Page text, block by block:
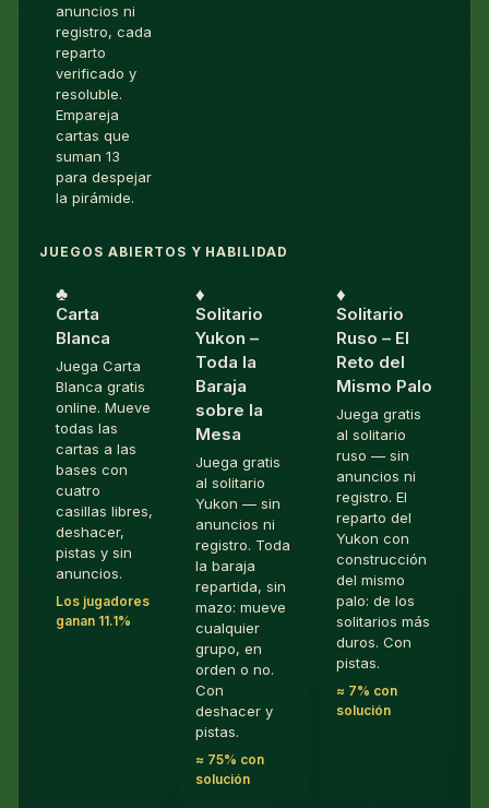
anuncios ni
registro, cada
reparto
verificado y
resoluble.
Empareja
cartas que
suman 13
para despejar
la pirámide.
JUEGOS ABIERTOS Y HABILIDAD
♣︎
Carta
Blanca
Juega Carta
Blanca gratis
online. Mueve
todas las
cartas a las
bases con
cuatro
casillas libres,
deshacer,
pistas y sin
anuncios.
Los jugadores
ganan 11.1%
♦︎
Solitario
Yukon –
Toda la
Baraja
sobre la
Mesa
Juega gratis
al solitario
Yukon — sin
anuncios ni
registro. Toda
la baraja
repartida, sin
mazo: mueve
cualquier
grupo, en
orden o no.
Con
deshacer y
pistas.
≈ 75% con
solución
♦︎
Solitario
Ruso – El
Reto del
Mismo Palo
Juega gratis
al solitario
ruso — sin
anuncios ni
registro. El
reparto del
Yukon con
construcción
del mismo
palo: de los
solitarios más
duros. Con
pistas.
≈ 7% con
solución